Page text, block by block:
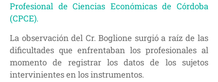
Profesional de Ciencias Económicas de Córdoba
(CPCE).
La observación del Cr. Boglione surgió a raíz de las
dificultades que enfrentaban los profesionales al
momento de registrar los datos de los sujetos
intervinientes en los instrumentos.